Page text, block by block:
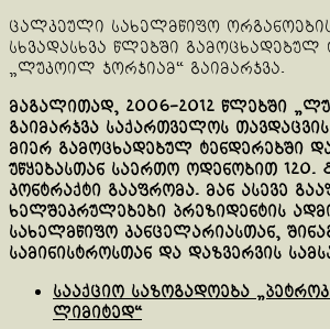
ცალკეული სახელმწიფო
სხვადასხვა წლებში გამოცხადებულ
„ლუკოილ ჯორჯიამ“ გაიმარჯვა.
მაგალითად, 2006-2012 წლებში
გაიმარჯვა საქართველოს
მიერ გამოცხადებულ ტენდერებში
უწყებასთან საერთო ოდენობით
კონტრაქტი გააფრომა. მან ასევე
ხელშეკრულებები პრეზიდენტის
სახელმწიფო კანცელარიასთან,
სამინისტროსთან და დაზვერვის
სააქციო საზოგადოება
ლიმიტედ“